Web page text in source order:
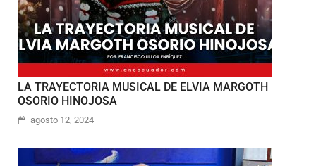
LA TRAYECTORIA MUSICAL DE ELVIA MARGOTH
OSORIO HINOJOSA
agosto 12, 2024